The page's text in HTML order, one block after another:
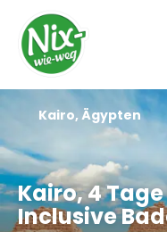
Kairo, 4
Inclusive
Kairo, Ägypten